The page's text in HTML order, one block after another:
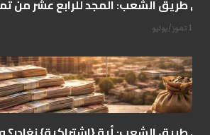
على طريق الشعب: المجد للرابع عشر من
14 تموز/يوليو